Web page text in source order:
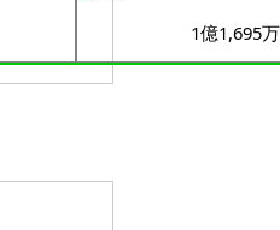
1億1,695